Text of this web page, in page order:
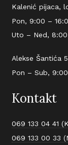
Kalenić pijaca,
Pon, 9:00 –
Uto – Ned,
Alekse Šantića
Pon – Sub,
Kontakt
069 133 04 41
069 133 00 33